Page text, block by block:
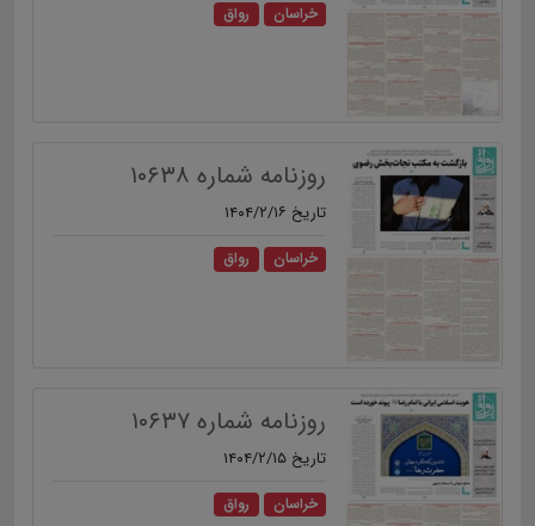
خراسان رواق
روزنامه شماره ۱۰۶۳۸
تاریخ ۱۴۰۴/۲/۱۶
خراسان رواق
روزنامه شماره ۱۰۶۳۷
تاریخ ۱۴۰۴/۲/۱۵
خراسان رواق